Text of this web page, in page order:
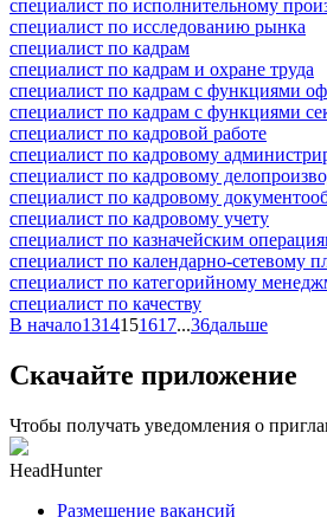
специалист по исполнительному
специалист по исследованию рынка
специалист по кадрам
специалист по кадрам и охране труда
специалист по кадрам с функциями
специалист по кадрам с функциями
специалист по кадровой работе
специалист по кадровому
специалист по кадровому
специалист по кадровому
специалист по кадровому учету
специалист по казначейским
специалист по календарно-сетевому
специалист по категорийному
специалист по качеству
В начало1314151617...36дальше
Скачайте приложение
Чтобы получать уведомления о
HeadHunter
Размещение вакансий